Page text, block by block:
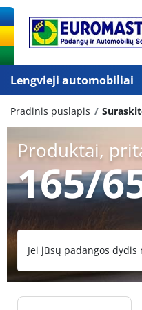
Lengvieji automobiliai
Pradinis puslapis
Produktai,
165/
Jei jūsų padangos